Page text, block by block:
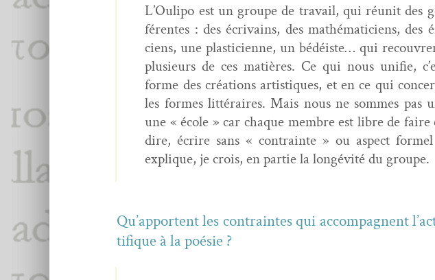
L’Oulipo est un groupe de tra­vail, qui réu­nit des
férentes : des écrivains, des math­é­mati­ciens,
ciens, une plas­ti­ci­enne, un bédéiste… qui
plusieurs de ces matières. Ce qui nous uni­fie,
forme des créa­tions artis­tiques, et en ce qui
les formes lit­téraires. Mais nous ne sommes pas
une « école » car chaque mem­bre est libre de faire
dire, écrire sans « con­trainte » ou aspect
explique, je crois, en par­tie la longévité du groupe.
Qu’apportent les con­traintes qui accom­pa­g­nent
tifique à la poésie ?